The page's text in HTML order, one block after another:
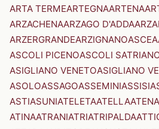
ARTA TERMEARTEGNAARTENA
ARZACHENAARZAGO D'ADDA
ARZERGRANDEARZIGNANOASCEA
ASCOLI PICENOASCOLI
ASIGLIANO VENETOASIGLIANO
ASOLOASSAGOASSEMINIASSISI
ASTIASUNIATELETAATELLA
ATINAATRANIATRIATRIPALDA